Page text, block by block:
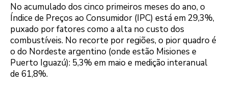
No acumulado dos cinco primeiros meses do ano, o
Índice de Preços ao Consumidor (IPC) está em 29,3%,
puxado por fatores como a alta no custo dos
combustíveis. No recorte por regiões, o pior quadro é
o do Nordeste argentino (onde estão Misiones e
Puerto Iguazú): 5,3% em maio e medição interanual
de 61,8%.